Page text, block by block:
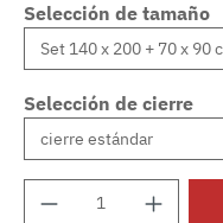
Selección de tamaño
Selección de cierre
Cantidad del